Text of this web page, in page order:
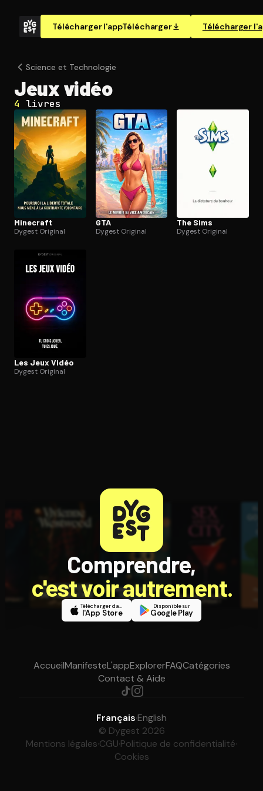
Télécharger l'appTélécharger Télécharger
Ouvre l'app Appareil photo, pointe sur le code. C'est gratuit à
Science et Technologie
Jeux vidéo
4 livres
Minecraft
Dygest Original
GTA
Dygest Original
The Sims
Dygest Original
Les Jeux Vidéo
Dygest Original
Comprendre,
c'est voir autrement.
Télécharger dans
l'App Store
Disponible sur
Google Play
AccueilManifesteL'appExplorerFAQCatégories
Contact & Aide
Français·English
© Dygest 2026
Mentions légales·CGU·Politique de confidentialité·
Cookies